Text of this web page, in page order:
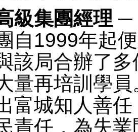
級集團經理
自1999年起
該局合辦了
量再培訓學
富城知人善
責任，為失